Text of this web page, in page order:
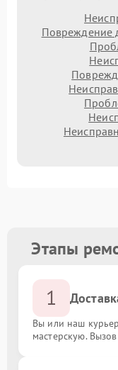
Повреждение
Этапы
1
Вы или наш
мастерскую.